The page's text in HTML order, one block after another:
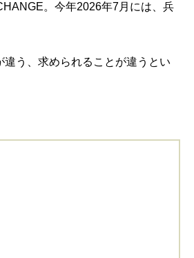
。今年2026年7月には、兵
う、求められることが違うとい